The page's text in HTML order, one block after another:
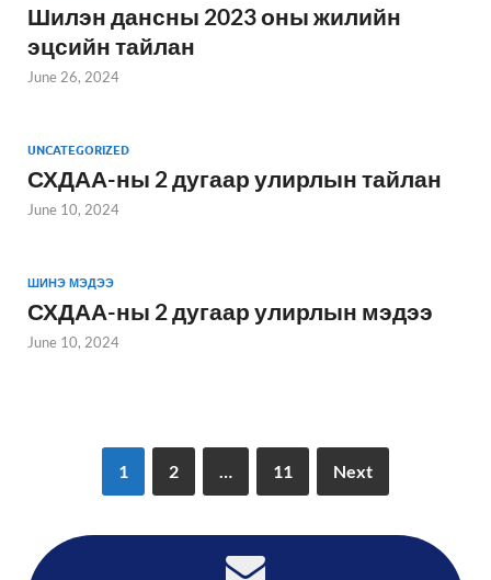
Шилэн дансны 2023 оны жилийн
эцсийн тайлан
June 26, 2024
UNCATEGORIZED
СХДАА-ны 2 дугаар улирлын тайлан
June 10, 2024
ШИНЭ МЭДЭЭ
СХДАА-ны 2 дугаар улирлын мэдээ
June 10, 2024
1 2 11 Next